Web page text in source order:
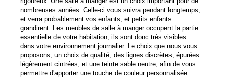
nombreuses années. Celle-ci vous suivra pendant longtemps,
et verra probablement vos enfants, et petits enfants
grandirent. Les meubles de salle à manger occupent la partie
essentielle de votre habitation, ils sont donc très visibles
dans votre environnement journalier. Le choix que nous vous
proposons, un choix de qualité, des lignes discrètes, épurées
légèrement cintrées, et une teinte sable neutre, afin de vous
permettre d'apporter une touche de couleur personnalisée.